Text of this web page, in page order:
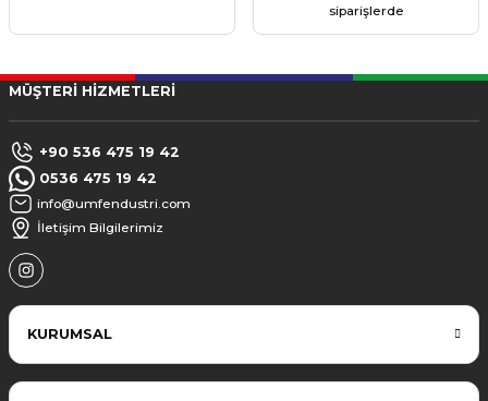
siparişlerde
MÜŞTERİ HİZMETLERİ
+90 536 475 19 42
0536 475 19 42
info@umfendustri.com
İletişim Bilgilerimiz
KURUMSAL